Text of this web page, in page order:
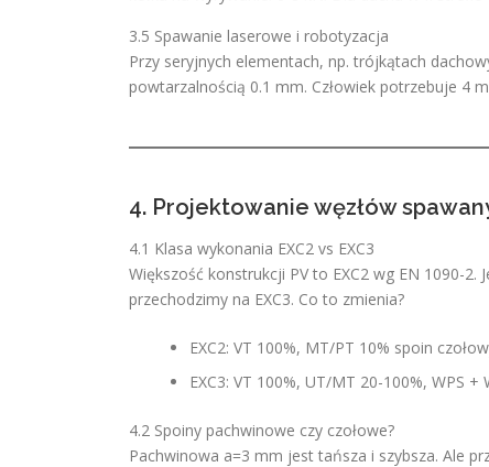
3.5 Spawanie laserowe i robotyzacja
Przy seryjnych elementach, np. trójkątach
powtarzalnością 0.1 mm. Człowiek potrzebuje 4
4. Projektowanie węzłów
4.1 Klasa wykonania EXC2 vs EXC3
Większość konstrukcji PV to EXC2 wg EN 1090-
przechodzimy na EXC3. Co to zmienia?
EXC2: VT 100%, MT/PT 10% spoin
EXC3: VT 100%, UT/MT 20-100%, WPS
4.2 Spoiny pachwinowe czy czołowe?
Pachwinowa a=3 mm jest tańsza i szybsza. Ale